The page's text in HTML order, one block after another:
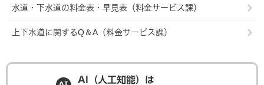
水道・下水道の料金表・早見表（料金サービス課）
上下水道に関するQ＆A（料金サービス課）
AI（人工知能）は